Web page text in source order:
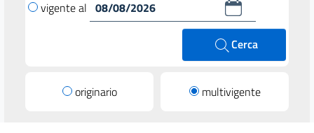
vigente al
Cerca
originario multivigente